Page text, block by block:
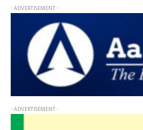
- ADVERTISEMENT -
- ADVERTISEMENT -